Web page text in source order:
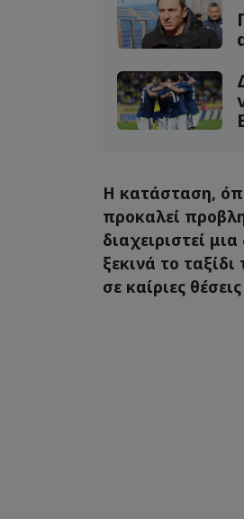
Η κατάσταση,
προκαλεί
διαχειριστεί
ξεκινά το
σε καίριες